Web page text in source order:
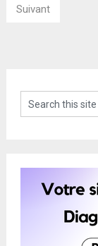
des
Suivant